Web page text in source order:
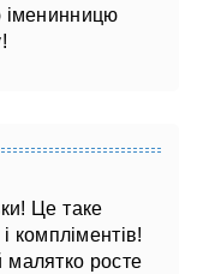
іменинницю
Це таке
компліментів!
малятко росте